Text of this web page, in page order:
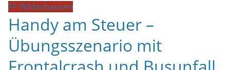
FF Wildeshausen
Handy am Steuer –
Übungsszenario mit